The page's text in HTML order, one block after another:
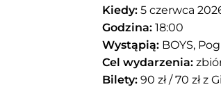
Kiedy: 5 czerwca
Godzina: 18:00
Wystąpią: BOYS,
Cel wydarzenia:
Bilety: 90 zł / 70 zł z